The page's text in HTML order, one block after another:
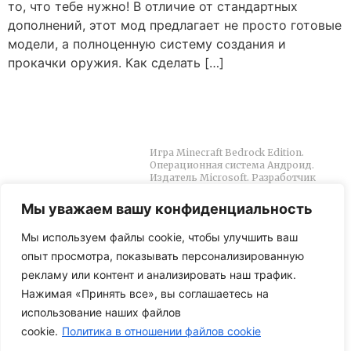
Мы уважаем вашу конфиденциальность
Мы используем файлы cookie, чтобы улучшить ваш
опыт просмотра, показывать персонализированную
рекламу или контент и анализировать наш трафик.
Нажимая «Принять все», вы соглашаетесь на
использование наших файлов
cookie. Политика в отношении файлов cookie
то, что тебе нужно! В отличие от стандартных
дополнений, этот мод предлагает не просто готовые
модели, а полноценную систему создания и
прокачки оружия. Как сделать […]
Моды
Шейдеры
Текстуры
Игра Minecraft Bedrock Edition.
Операционная система Андроид.
Издатель Microsoft. Разработчик
является неофициальным
продуктом Майнкрафт. Не
Моджанг.
© 2023